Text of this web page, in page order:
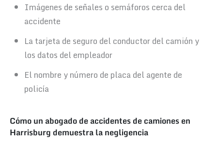
Imágenes de señales o semáforos cerca del
accidente
La tarjeta de seguro del conductor del camión y
los datos del empleador
El nombre y número de placa del agente de
policía
Cómo un abogado de accidentes de camiones en
Harrisburg demuestra la negligencia